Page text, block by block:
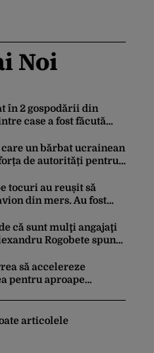
Noi
în 2 gospodării din
case a fost făcută
un bărbat ucrainean
de autorități pentru
mai dese
tocuri au reușit să
din mers. Au fost
virale
că sunt mulţi angajaţi
Rogobete spune
nosocomiale
să accelereze
pentru aproape
articolele